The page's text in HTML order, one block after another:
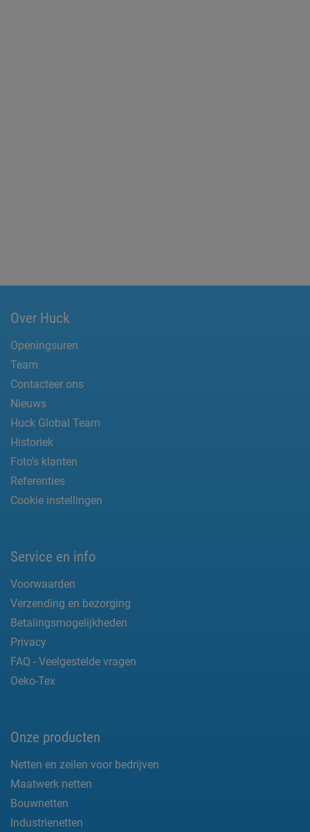
Over Huck
Openingsuren
Team
Contacteer ons
Nieuws
Huck Global Team
Historiek
Foto's klanten
Referenties
Cookie instellingen
Service en info
Voorwaarden
Verzending en bezorging
Betalingsmogelijkheden
Privacy
FAQ - Veelgestelde vragen
Oeko-Tex
Onze producten
Netten en zeilen voor bedrijven
Maatwerk netten
Bouwnetten
Industrienetten